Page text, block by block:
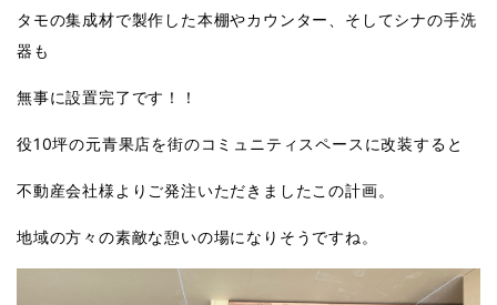
タモの集成材で製作した本棚やカウンター、そしてシナの手洗
器も
無事に設置完了です！！
役10坪の元青果店を街のコミュニティスペースに改装すると
不動産会社様よりご発注いただきましたこの計画。
地域の方々の素敵な憩いの場になりそうですね。